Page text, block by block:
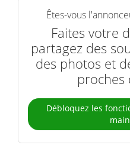
Êtes-vous
Faites votre
partagez des
des photos et
proches
Débloquez les